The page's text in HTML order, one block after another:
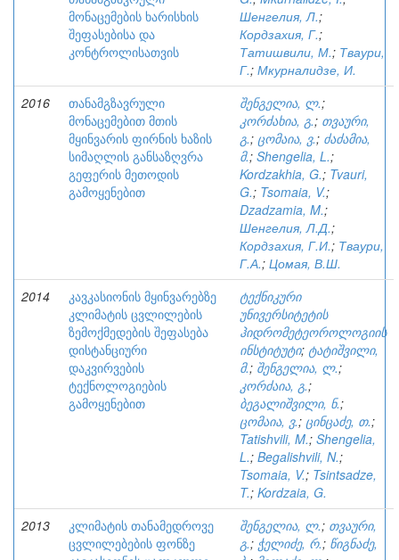
მონაცემების ხარისხის
შეფასებისა და
კონტროლისათვის
Шенгелия, Л.;
Кордзахия, Г.;
Татишвили, М.; Тваури,
Г.; Мкурналидзе, И.
2016
თანამგზავრული
მონაცემებით მთის
მყინვარის ფირნის ხაზის
სიმაღლის განსაზღვრა
გეფერის მეთოდის
გამოყენებით
შენგელია, ლ.;
კორძახია, გ.; თვაური,
გ.; ცომაია, ვ.; ძაძამია,
მ.; Shengelia, L.;
Kordzakhia, G.; Tvauri,
G.; Tsomaia, V.;
Dzadzamia, M.;
Шенгелия, Л.Д.;
Кордзахия, Г.И.; Тваури,
Г.А.; Цомая, В.Ш.
2014
კავკასიონის მყინვარებზე
კლიმატის ცვლილების
ზემოქმედების შეფასება
დისტანციური
დაკვირვების
ტექნოლოგიების
გამოყენებით
ტექნიკური
უნივერსიტეტის
ჰიდრომეტეოროლოგიის
ინსტიტუტი; ტატიშვილი,
მ.; შენგელია, ლ.;
კორძაია, გ.;
ბეგალიშვილი, ნ.;
ცომაია, ვ.; ცინცაძე, თ.;
Tatishvili, M.; Shengelia,
L.; Begalishvili, N.;
Tsomaia, V.; Tsintsadze,
T.; Kordzaia, G.
2013
კლიმატის თანამედროვე
ცვლილებების ფონზე
შენგელია, ლ.; თვაური,
გ.; ჭელიძე, რ.; წიგნაძე,